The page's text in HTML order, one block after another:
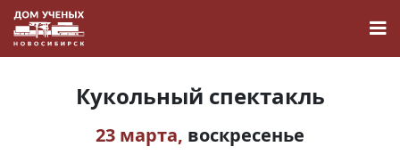
Кукольный спектакль
23 марта, воскресенье